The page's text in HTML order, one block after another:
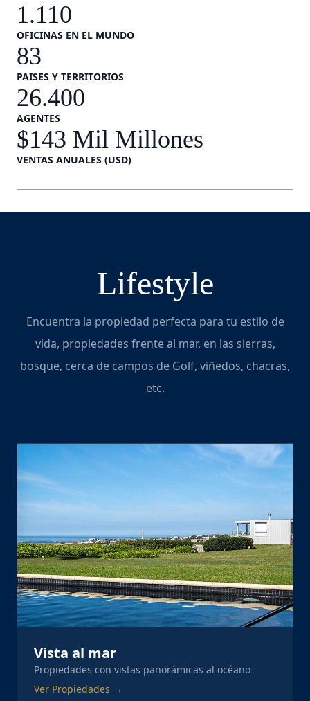
1.110
OFICINAS EN EL MUNDO
83
PAISES Y TERRITORIOS
26.400
AGENTES
$143 Mil Millones
VENTAS ANUALES (USD)
Lifestyle
Encuentra la propiedad perfecta para tu estilo de
vida, propiedades frente al mar, en las sierras,
bosque, cerca de campos de Golf, viñedos, chacras,
etc.
Vista al mar
Propiedades con vistas panorámicas al océano
Ver Propiedades →